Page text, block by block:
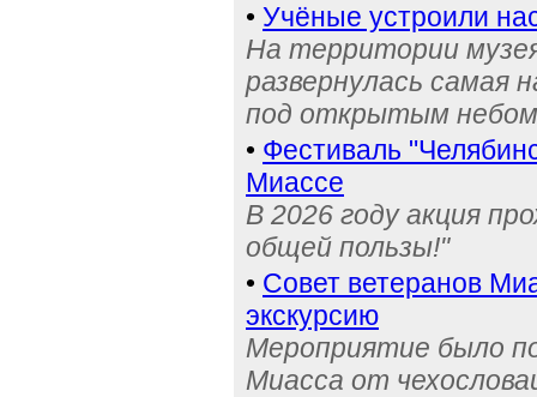
• Учёные устроили
На территории
развернулась самая
под открытым небом
• Фестиваль
Миассе
В 2026 году акция
общей пользы!"
• Совет ветеранов
экскурсию
Мероприятие было
Миасса от